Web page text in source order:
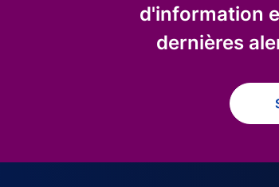
d'information
dernières